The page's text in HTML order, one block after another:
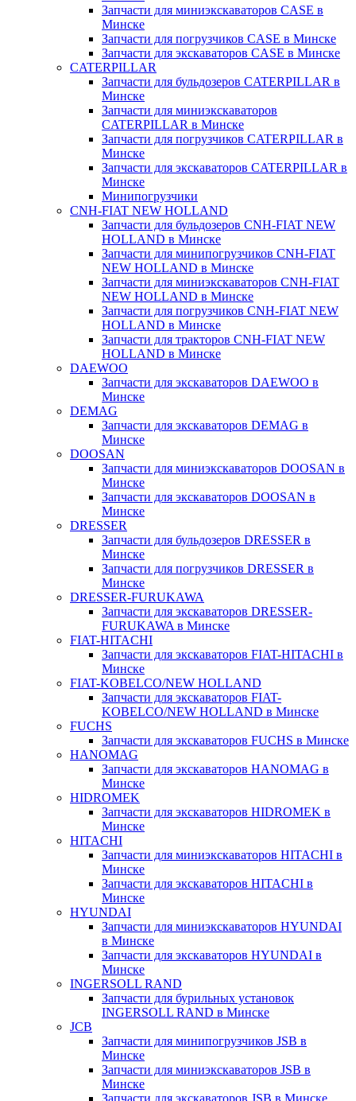
Запчасти для миниэкскаваторов CASE в
Минске
Запчасти для погрузчиков CASE в Минске
Запчасти для экскаваторов CASE в Минске
CATERPILLAR
Запчасти для бульдозеров CATERPILLAR в
Минске
Запчасти для миниэкскаваторов
CATERPILLAR в Минске
Запчасти для погрузчиков CATERPILLAR в
Минске
Запчасти для экскаваторов CATERPILLAR в
Минскe
Минипогрузчики
CNH-FIAT NEW HOLLAND
Запчасти для бульдозеров CNH-FIAT NEW
HOLLAND в Минске
Запчасти для минипогрузчиков CNH-FIAT
NEW HOLLAND в Минске
Запчасти для миниэкскаваторов CNH-FIAT
NEW HOLLAND в Минске
Запчасти для погрузчиков CNH-FIAT NEW
HOLLAND в Минске
Запчасти для тракторов CNH-FIAT NEW
HOLLAND в Минске
DAEWOO
Запчасти для экскаваторов DAEWOO в
Минске
DEMAG
Запчасти для экскаваторов DEMAG в
Минске
DOOSAN
Запчасти для миниэкскаваторов DOOSAN в
Минске
Запчасти для экскаваторов DOOSAN в
Минске
DRESSER
Запчасти для бульдозеров DRESSER в
Минске
Запчасти для погрузчиков DRESSER в
Минске
DRESSER-FURUKAWA
Запчасти для экскаваторов DRESSER-
FURUKAWA в Минске
FIAT-HITACHI
Запчасти для экскаваторов FIAT-HITACHI в
Минске
FIAT-KOBELCO/NEW HOLLAND
Запчасти для экскаваторов FIAT-
KOBELCO/NEW HOLLAND в Минске
FUCHS
Запчасти для экскаваторов FUCHS в Минске
HANOMAG
Запчасти для экскаваторов HANOMAG в
Минске
HIDROMEK
Запчасти для экскаваторов HIDROMEK в
Минске
HITACHI
Запчасти для миниэкскаваторов HITACHI в
Минске
Запчасти для экскаваторов HITACHI в
Минске
HYUNDAI
Запчасти для миниэкскаваторов HYUNDAI
в Минске
Запчасти для экскаваторов HYUNDAI в
Минске
INGERSOLL RAND
Запчасти для бурильных установок
INGERSOLL RAND в Минске
JCB
Запчасти для минипогрузчиков JSB в
Минске
Запчасти для миниэкскаваторов JSB в
Минске
Запчасти для экскаваторов JSB в Минске